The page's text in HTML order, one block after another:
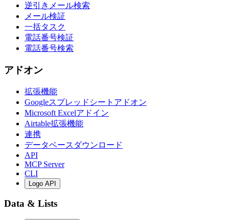
逆引きメール検索
メール検証
一括タスク
電話番号検証
電話番号検索
アドオン
拡張機能
Googleスプレッドシートアドオン
Microsoft Excelアドイン
Airtable拡張機能
連携
データベースダウンロード
API
MCP Server
CLI
Logo API
Data & Lists